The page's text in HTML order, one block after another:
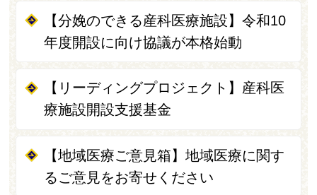
【分娩のできる産科医療施設】令和10
年度開設に向け協議が本格始動
【リーディングプロジェクト】産科医
療施設開設支援基金
【地域医療ご意見箱】地域医療に関す
るご意見をお寄せください